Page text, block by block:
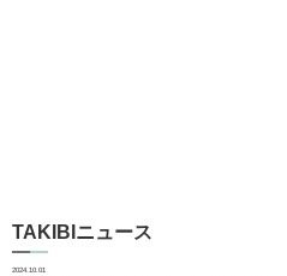
TAKIBIニュース
2024.10.01